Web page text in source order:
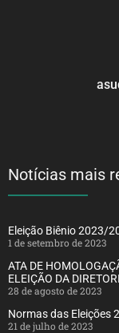
Notícias mais
Eleição Biênio 2023/
1 de setembro de 2023
ATA DE
ELEIÇÃO DA
28 de agosto de 2023
Normas das Eleições
21 de julho de 2023